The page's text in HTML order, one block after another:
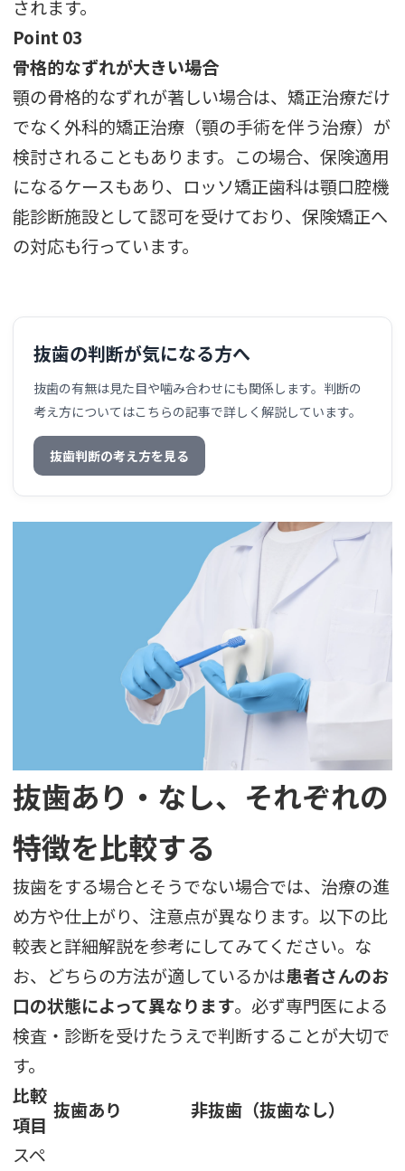
されます。
Point 03
骨格的なずれが大きい場合
顎の骨格的なずれが著しい場合は、矯正治療だけ
でなく外科的矯正治療（顎の手術を伴う治療）が
検討されることもあります。この場合、保険適用
になるケースもあり、ロッソ矯正歯科は顎口腔機
能診断施設として認可を受けており、保険矯正へ
の対応も行っています。
抜歯の判断が気になる方へ
抜歯の有無は見た目や噛み合わせにも関係します。判断の
考え方についてはこちらの記事で詳しく解説しています。
抜歯判断の考え方を見る
抜歯あり・なし、それぞれの
特徴を比較する
抜歯をする場合とそうでない場合では、治療の進
め方や仕上がり、注意点が異なります。以下の比
較表と詳細解説を参考にしてみてください。な
お、どちらの方法が適しているかは患者さんのお
口の状態によって異なります。必ず専門医による
検査・診断を受けたうえで判断することが大切で
す。
比較
項目
抜歯あり
非抜歯（抜歯なし）
スペ